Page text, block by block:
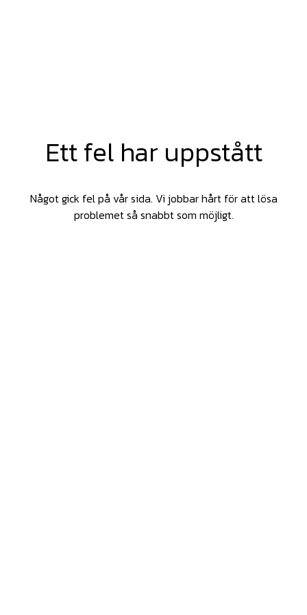
Ett fel har uppstått
Något gick fel på vår sida. Vi jobbar hårt för att lösa
problemet så snabbt som möjligt.